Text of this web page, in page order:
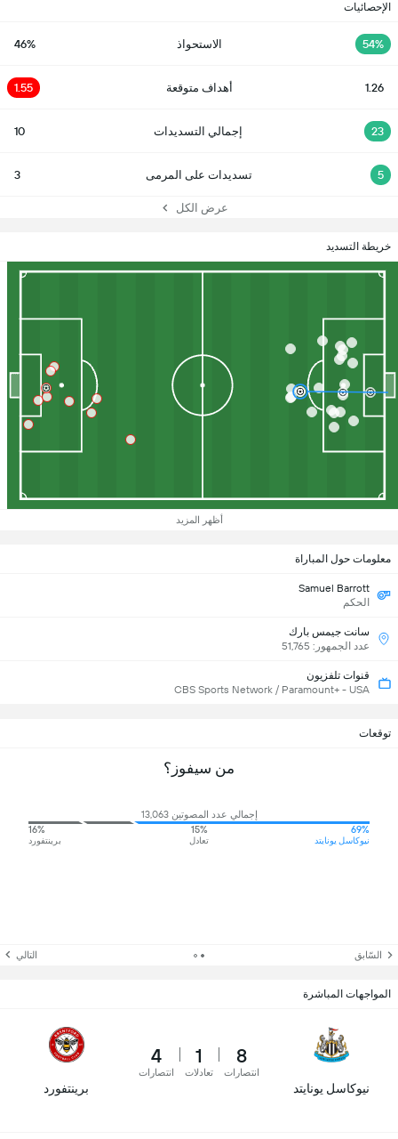
الإحصائيات
54% الاستحواذ 46%
1.26 أهداف متوقعة 1.55
23 إجمالي التسديدات 10
5 تسديدات على المرمى 3
عرض الكل
خريطة التسديد
أظهر المزيد
معلومات حول المباراة
Samuel Barrott
الحكم
سانت جيمس بارك
عدد الجمهور: 51,765
قنوات تلفزيون
CBS Sports Network / Paramount+ - USA
توقعات
من سيفوز؟
إجمالي عدد المصوتين 13,063
69%
نيوكاسل يونايتد
15%
تعادل
16%
برينتفورد
السّابق التالي
المواجهات المباشرة
نيوكاسل يونايتد
8
انتصارات
1
تعادلات
4
انتصارات
برينتفورد